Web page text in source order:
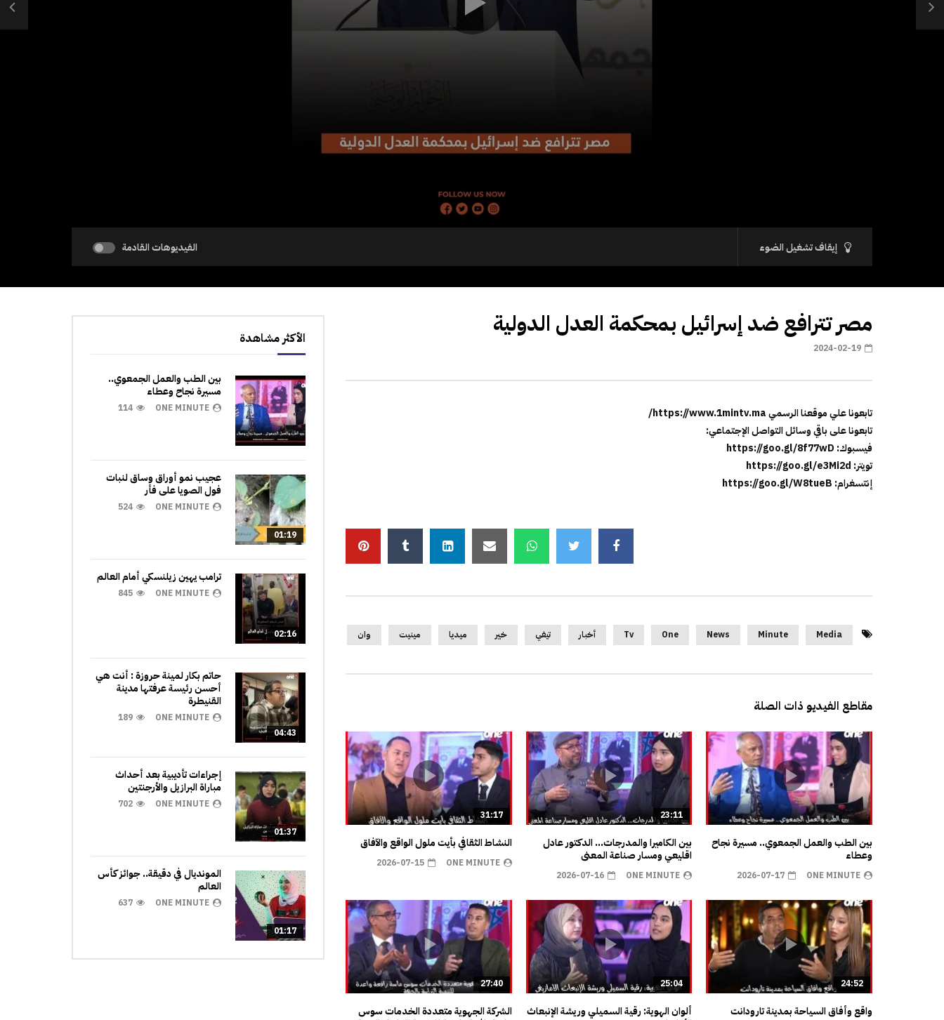
إيقاف تشغيل الضوء الفيديوهات القادمة
مصر تترافع ضد إسرائيل بمحكمة العدل الدولية
2024-02-19
تابعونا علي موقعنا الرسمي https://www.1mintv.ma/
تابعونا على باقي وسائل التواصل الإجتماعي:
فيسبوك: https://goo.gl/8f77wD
تويتر: https://goo.gl/e3Mi2d
إنتسغرام: https://goo.gl/W8tueB
Media
Minute
News
One
Tv أخبار تيفي خير ميديا مينيت وان
مقاطع الفيديو ذات الصلة
بين الطب والعمل الجمعوي.. مسيرة نجاح
وعطاء
ONE MINUTE
2026-07-17
23:11
بين الكاميرا والمدرجات… الدكتور عادل
اقليعي ومسار صناعة المعنى
ONE MINUTE
2026-07-16
31:17
النشاط الثقافي بأيت ملول الواقع والآفاق
ONE MINUTE
2026-07-15
24:52
واقع وأفاق السياحة بمدينة تارودانت
25:04
ألوان الهوية: رقية السميلي وريشة الإنبعاث
27:40
الشركة الجهوية متعددة الخدمات سوس
الأكثر مشاهدة
بين الطب والعمل الجمعوي..
مسيرة نجاح وعطاء
ONE MINUTE
114
01:19
عجيب نمو أوراق وساق لنبات
فول الصويا على فأر
ONE MINUTE
524
02:16
ترامب يهين زيلنسكي أمام العالم
ONE MINUTE
845
04:43
حاتم بكار لمينة حروزة : أنت هي
أحسن رئيسة عرفتها مدينة
القنيطرة
ONE MINUTE
189
01:37
إجراءات تأديبية بعد أحداث
مباراة البرازيل والأرجنتين
ONE MINUTE
702
01:17
المونديال في دقيقة.. جوائز كأس
العالم
ONE MINUTE
637